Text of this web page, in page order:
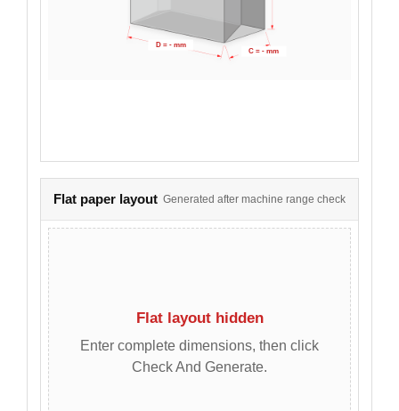
C = - mm
D = - mm
Flat paper layout Generated after machine range check
Flat layout hidden
Enter complete dimensions, then click
Check And Generate.